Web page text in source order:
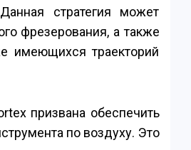
стратегия может
фрезерования, а также
имеющихся траекторий
призвана обеспечить
по воздуху. Это